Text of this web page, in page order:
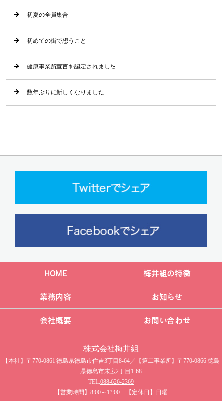
初夏の全員集合
初めての街で想うこと
健康事業所宣言を認定されました
数年ぶりに新しくなりました
HOME 梅井組の特徴
業務内容 お知らせ
会社概要 お問い合わせ
株式会社梅井組​
【本社】〒770-0861 徳島県徳島市住吉3丁目8-64／【第二事業所】〒770-0866 徳島
県徳島市末広2丁目1-68
TEL:088-626-2369
【営業時間】8:00～17:00 【定休日】日曜